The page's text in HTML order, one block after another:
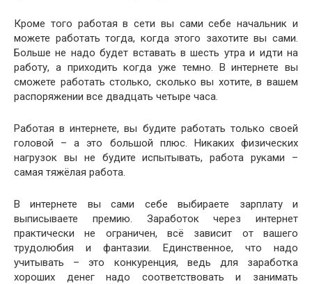
Кроме того работая в сети вы сами себе начальник и
можете работать тогда, когда этого захотите вы сами.
Больше не надо будет вставать в шесть утра и идти на
работу, а приходить когда уже темно. В интернете вы
сможете работать столько, сколько вы хотите, в вашем
распоряжении все двадцать четыре часа.
Работая в интернете, вы будите работать только своей
головой – а это большой плюс. Никаких физических
нагрузок вы не будите испытывать, работа руками –
самая тяжёлая работа.
В интернете вы сами себе выбираете зарплату и
выписываете премию. Заработок через интернет
практически не ограничен, всё зависит от вашего
трудолюбия и фантазии. Единственное, что надо
учитывать – это конкуренция, ведь для заработка
хороших денег надо соответствовать и занимать